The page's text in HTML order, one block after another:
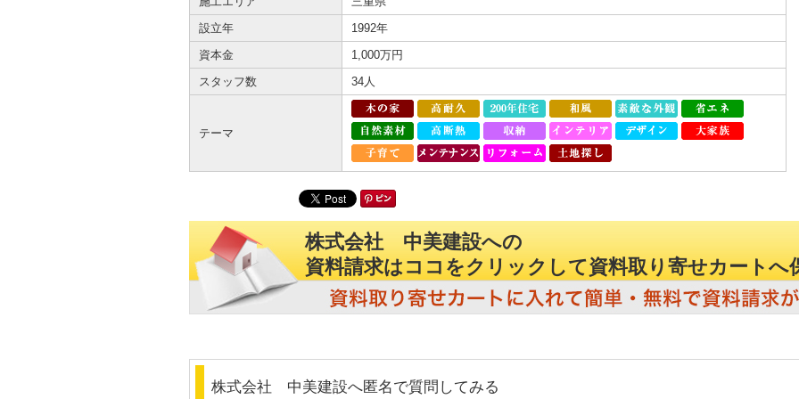
設立年
1992年
資本金
1,000万円
スタッフ数
34人
テーマ
株式会社 中美建設への
資料請求はココをクリックして資料取り寄せカートへ
株式会社 中美建設へ匿名で質問してみる